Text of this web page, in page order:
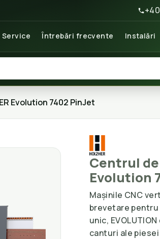
Service Întrebări frecvente Instalări
Evolution 7402 PinJet
Centrul de
Evolution
Mașinile CNC
brevetare
unic,
canturi ale